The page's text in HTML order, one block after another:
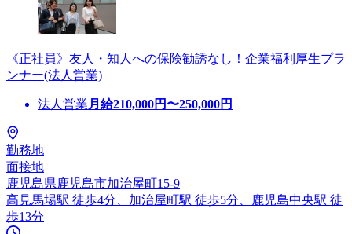
《正社員》友人・知人への保険勧誘なし！企業福利厚生プラ
ンナー(法人営業)
法人営業 月給210,000円〜250,000円
勤務地
面接地
鹿児島県鹿児島市加治屋町15-9
高見馬場駅 徒歩4分、加治屋町駅 徒歩5分、鹿児島中央駅 徒
歩13分